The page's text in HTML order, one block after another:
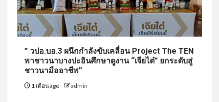
” วปอ.บอ.3 ผนึกกำลังขับเคลื่อน Project The TEN
พาชาวนาบางปะอินศึกษาดูงาน “เจียไต๋” ยกระดับสู่
ชาวนามืออาชีพ”
1 เดือน ago admin